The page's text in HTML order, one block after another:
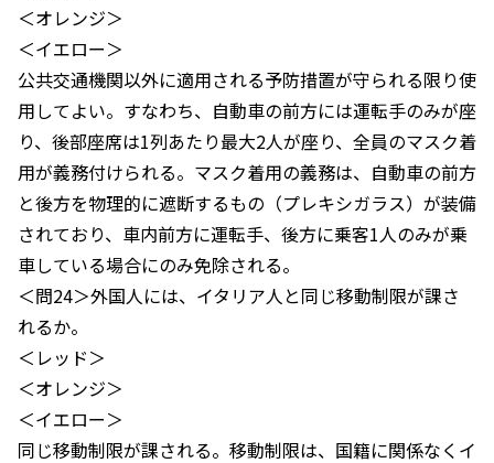
＜オレンジ＞
＜イエロー＞
公共交通機関以外に適用される予防措置が守られる限り使
用してよい。すなわち、自動車の前方には運転手のみが座
り、後部座席は1列あたり最大2人が座り、全員のマスク着
用が義務付けられる。マスク着用の義務は、自動車の前方
と後方を物理的に遮断するもの（プレキシガラス）が装備
されており、車内前方に運転手、後方に乗客1人のみが乗
車している場合にのみ免除される。
＜問24＞外国人には、イタリア人と同じ移動制限が課さ
れるか。
＜レッド＞
＜オレンジ＞
＜イエロー＞
同じ移動制限が課される。移動制限は、国籍に関係なくイ